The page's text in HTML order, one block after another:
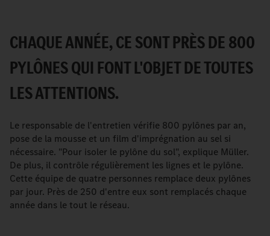
CHAQUE ANNÉE, CE SONT PRÈS DE 800
PYLÔNES QUI FONT L'OBJET DE TOUTES
LES ATTENTIONS.
Le responsable de l'entretien vérifie 800 pylônes par an,
pose de la mousse et un film d'imprégnation au sel si
nécessaire. "Pour isoler le pylône du sol", explique Müller.
De plus, il contrôle régulièrement les lignes et le pylône.
Cette équipe de quatre personnes remplace deux pylônes
par jour. Près de 250 d'entre eux sont remplacés chaque
année dans le tout le réseau.